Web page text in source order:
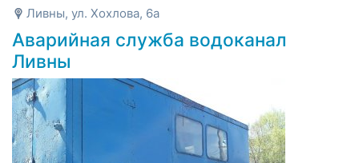
Ливны, ул. Хохлова, 6а
Аварийная служба водоканал
Ливны